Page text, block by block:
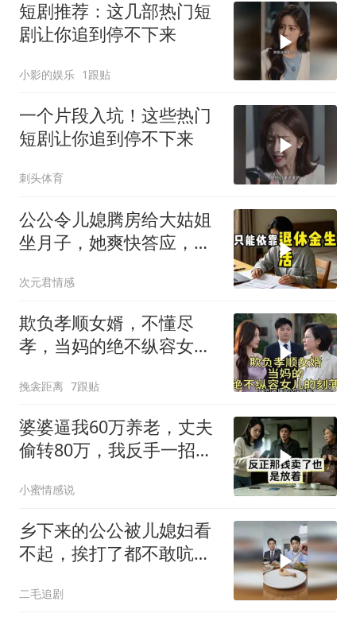
短剧推荐：这几部热门短
剧让你追到停不下来
小影的娱乐 1跟贴
一个片段入坑！这些热门
短剧让你追到停不下来
刺头体育
公公令儿媳腾房给大姑姐
坐月子，她爽快答应，出
单
次元君情感
欺负孝顺女婿，不懂尽
孝，当妈的绝不纵容女儿
挽衾距离 7跟贴
婆婆逼我60万养老，丈夫
偷转80万，我反手一招他
小蜜情感说
乡下来的公公被儿媳妇看
不起，挨打了都不敢吭
二毛追剧